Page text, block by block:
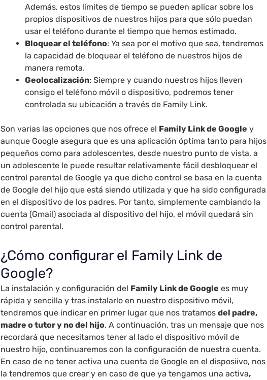
Además, estos límites de tiempo se pueden aplicar sobre los
propios dispositivos de nuestros hijos para que sólo puedan
usar el teléfono durante el tiempo que hemos estimado.
Bloquear el teléfono: Ya sea por el motivo que sea, tendremos
la capacidad de bloquear el teléfono de nuestros hijos de
manera remota.
Geolocalización: Siempre y cuando nuestros hijos lleven
consigo el teléfono móvil o dispositivo, podremos tener
controlada su ubicación a través de Family Link.
Son varias las opciones que nos ofrece el Family Link de Google y
aunque Google asegura que es una aplicación óptima tanto para hijos
pequeños como para adolescentes, desde nuestro punto de vista, a
un adolescente le puede resultar relativamente fácil desbloquear el
control parental de Google ya que dicho control se basa en la cuenta
de Google del hijo que está siendo utilizada y que ha sido configurada
en el dispositivo de los padres. Por tanto, simplemente cambiando la
cuenta (Gmail) asociada al dispositivo del hijo, el móvil quedará sin
control parental.
¿Cómo configurar el Family Link de
Google?
La instalación y configuración del Family Link de Google es muy
rápida y sencilla y tras instalarlo en nuestro dispositivo móvil,
tendremos que indicar en primer lugar que nos tratamosdel padre,
madre o tutor y no del hijo. A continuación, tras un mensaje que nos
recordará que necesitamos tener al lado el dispositivo móvil de
nuestro hijo, continuaremos con la configuración de nuestra cuenta.
En caso de no tener activa una cuenta de Google en el disposiivo, nos
la tendremos que crear y en caso de que ya tengamos una activa,